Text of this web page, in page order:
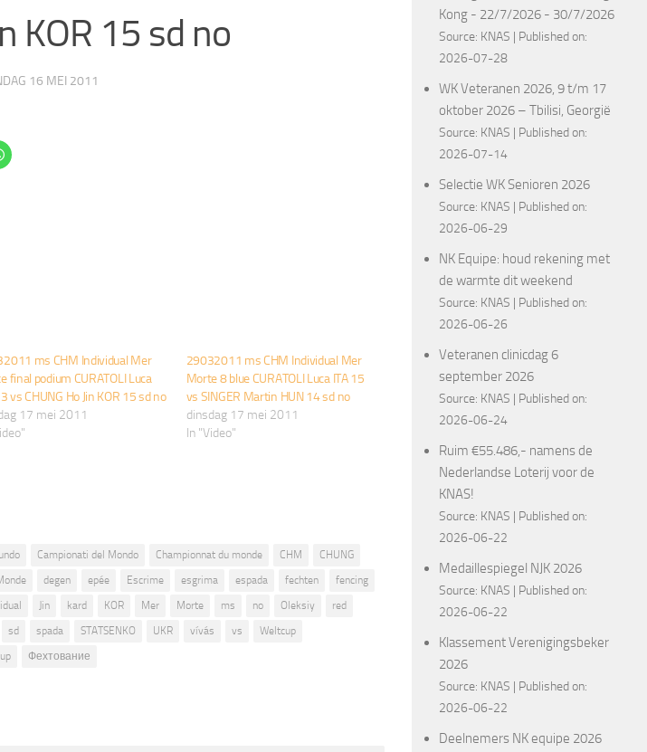
KOR 15 sd no
16 MEI 2011
ms CHM Individual Mer
final podium CURATOLI Luca
vs CHUNG Ho Jin KOR 15 sd no
17 mei 2011
29032011 ms CHM Individual Mer
Morte 8 blue CURATOLI Luca ITA 15
vs SINGER Martin HUN 14 sd no
dinsdag 17 mei 2011
In "Video"
Campionati del Mondo Championnat du monde CHM
CHUNG
degen epée Escrime esgrima espada fechten
fencing
Jin kard KOR Mer Morte ms no Oleksiy
red
sd spada STATSENKO UKR vívás vs
Weltcup
Фехтование
Kong - 22/7/2026 - 30/7/2026
Source: KNAS
Published on:
2026-07-28
WK Veteranen 2026, 9 t/m 17
oktober 2026 – Tbilisi, Georgië
Source: KNAS
Published on:
2026-07-14
Selectie WK Senioren 2026
Source: KNAS
Published on:
2026-06-29
NK Equipe: houd rekening met
de warmte dit weekend
Source: KNAS
Published on:
2026-06-26
Veteranen clinicdag 6
september 2026
Source: KNAS
Published on:
2026-06-24
Ruim €55.486,- namens de
Nederlandse Loterij voor de
KNAS!
Source: KNAS
Published on:
2026-06-22
Medaillespiegel NJK 2026
Source: KNAS
Published on:
2026-06-22
Klassement Verenigingsbeker
2026
Source: KNAS
Published on:
2026-06-22
Deelnemers NK equipe 2026